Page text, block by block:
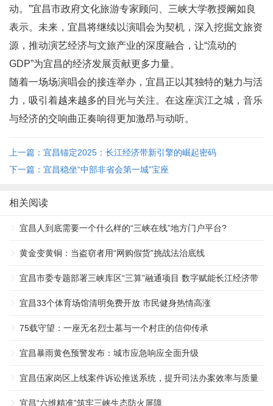
动。”宜昌市政府文化旅游专家顾问、三峡大学教授阚如良
表示。未来，宜昌将继续以演唱会为契机，深入挖掘文旅资
源，推动演艺经济与文旅产业的深度融合，让“流动的
GDP”为宜昌的经济发展贡献更多力量。
随着一场场演唱会的接连举办，宜昌正以其独特的魅力与活
力，吸引着越来越多的目光与关注。在这座滨江之城，音乐
与经济的交响曲正奏响得更加激昂与动听。
上一篇：宜昌锚定2025：长江经济带新引擎的崛起密码
下一篇：宜昌稳坐“中部非省会第一城”宝座
相关阅读
宜昌人到底需要一个什么样的“三峡在线”地方门户平台?
黄金变黄铜：当盗窃者用“网购假货”挑战法治底线
宜昌市委专题部署三峡库区“三算”融通项目 数字赋能长江经济带
高质量发展 ...
宜昌33个体育场馆清明免费开放 市民健身热情高涨
75载守望：一座无名烈士墓与一个村庄的信仰传承
宜昌暴雨黄色预警发布：城市应急响应全面升级
宜昌伍家岗区上线案件诉讼推送系统，提升司法办案效率与质量
... ...宜昌“六维精准”筑牢三峡生态防火屏障